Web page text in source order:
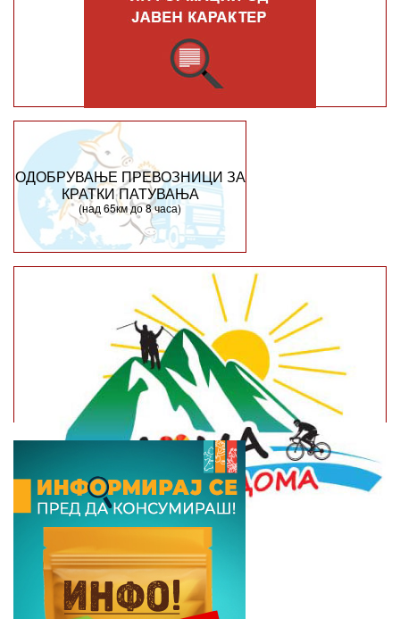
ОДОБРУВАЊЕ ПРЕВОЗНИЦИ ЗА
КРАТКИ ПАТУВАЊА
(над 65км до 8 часа)